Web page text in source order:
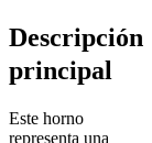
Descripción
principal
Este horno
representa una